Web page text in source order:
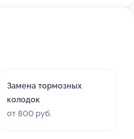
Замена тормозных
колодок
от 800 руб.